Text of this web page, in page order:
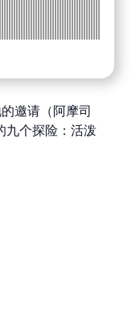
邀请（阿摩司
九个探险：活泼